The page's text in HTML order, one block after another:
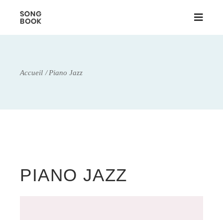
Accueil Piano Jazz
PIANO JAZZ